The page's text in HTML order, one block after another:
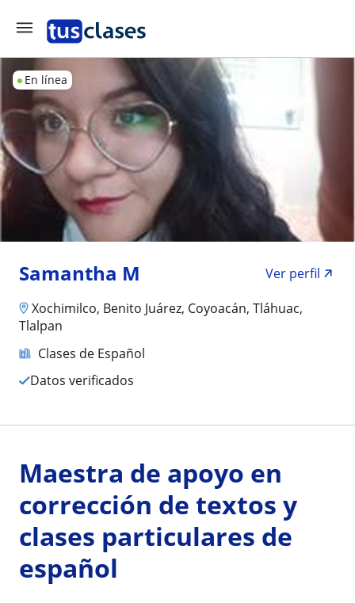
En línea
Samantha M
Ver perfil
Xochimilco, Benito Juárez, Coyoacán, Tláhuac,
Tlalpan
Clases de Español
Datos verificados
Maestra de apoyo en
corrección de textos y
clases particulares de
español